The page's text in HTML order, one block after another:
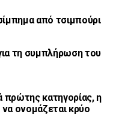
από τσιμπούρι
τη συμπλήρωση του
πρώτης κατηγορίας, η
ονομάζεται κρύο